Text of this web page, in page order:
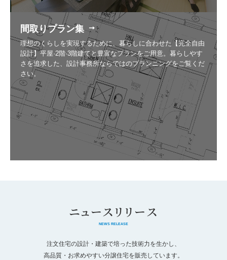
間取りプラン集
理想のくらしを実現するために、暮らしに合わせた【完全自由
設計】平屋·2階·3階建てと豊富なプランをご用意。暮らしやす
さを追求した、設計事務所ならではのプランニングをご覧くだ
さい。
ニュースリリース
NEWS RELEASE
注文住宅の設計・建築で培った技術力を生かし、
高品質・お求めやすい分譲住宅を販売しています。